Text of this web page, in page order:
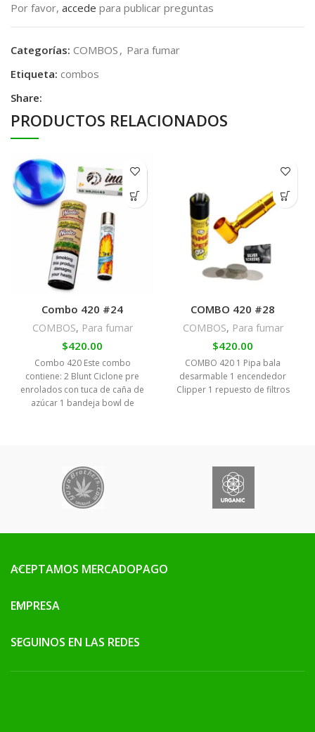
Por favor, accede para publicar preguntas
Categorías: COMBOS , Para fumar
Etiqueta: combos
Share:
PRODUCTOS RELACIONADOS
Combo 420 #24
COMBOS, Para fumar
$420.00
Combo 420 Este combo
contiene: 2 Blunt Ciclone pre
enrolados con tuca de caña de
azúcar 1 bandeja bowl de
COMBO 420 #28
COMBOS, Para fumar
$420.00
COMBO 420 1 Pipa bala
desarmable 1 encendedor
Clipper 1 repuesto de filtros
ACEPTAMOS MERCADOPAGO
EMPRESA
SEGUINOS EN LAS REDES